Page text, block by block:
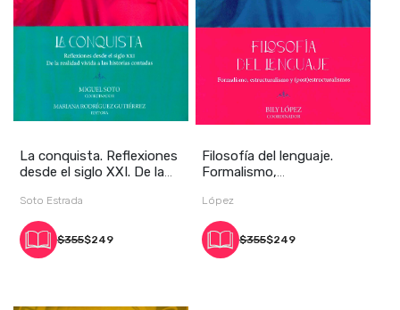
La conquista. Reflexiones
desde el siglo XXI. De la
Soto Estrada
$355$249
Filosofía del lenguaje.
Formalismo,
López
$355$249